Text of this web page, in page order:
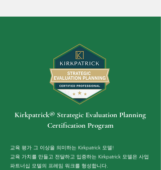
Kirkpatrick® Strategic Evaluation Planning
Certification Program
교육 평가 그 이상을 의미하는 Kirkpatrick 모델!
교육 가치를 만들고 전달하고 입증하는 Kirkpatrick 모델은 사업
파트너십 모델의 프레임 워크를 형성합니다.